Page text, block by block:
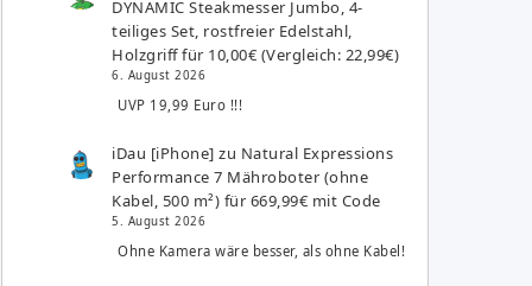
DYNAMIC Steakmesser Jumbo, 4-
teiliges Set, rostfreier Edelstahl,
Holzgriff für 10,00€ (Vergleich: 22,99€)
6. August 2026
UVP 19,99 Euro !!!
iDau [iPhone] zu Natural Expressions
Performance 7 Mähroboter (ohne
Kabel, 500 m²) für 669,99€ mit Code
5. August 2026
Ohne Kamera wäre besser, als ohne Kabel!